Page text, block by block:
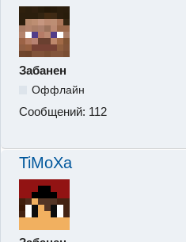
Забанен
Оффлайн
Сообщений: 112
TiMoXa